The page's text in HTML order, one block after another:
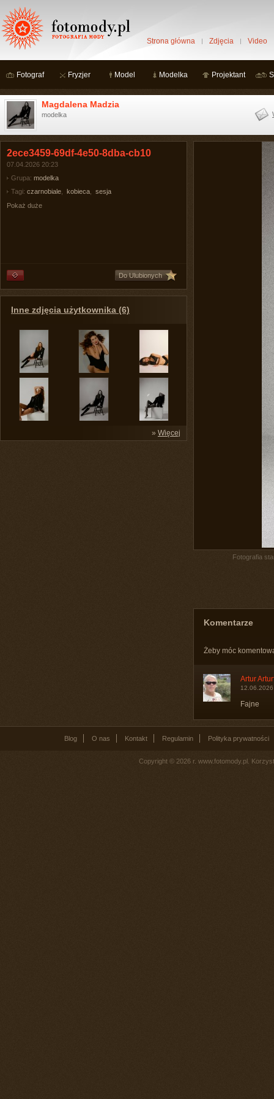
Strona główna Zdjęcia Video
Fotograf Fryzjer Model Modelka Projektant
Magdalena Madzia
modelka
2ece3459-69df-4e50-8dba-cb10
07.04.2026 20:23
Grupa: modelka
Tagi: czarnobiale kobieca
sesja
Pokaż duże
Do Ulubionych
Inne zdjęcia użytkownika (6)
» Więcej
Fotografia
Komentarze
Żeby móc
Artur
Fajne
Blog O nas Kontakt Regulamin Polityka prywatności
Copyright © 2026 r. www.fotomody.pl.